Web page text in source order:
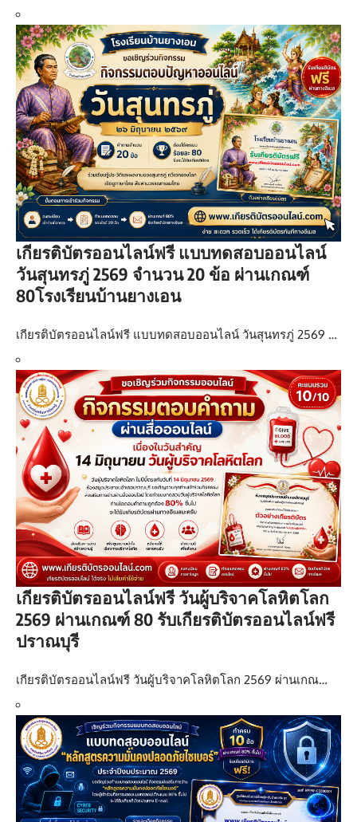
เกียรติบัตรออนไลน์ฟรี แบบทดสอบออนไลน์
วันสุนทรภู่ 2569 จำนวน 20 ข้อ ผ่านเกณฑ์
80โรงเรียนบ้านยางเอน
เกียรติบัตรออนไลน์ฟรี แบบทดสอบออนไลน์ วันสุนทรภู่ 2569 …
เกียรติบัตรออนไลน์ฟรี วันผู้บริจาคโลหิตโลก
2569 ผ่านเกณฑ์ 80 รับเกียรติบัตรออนไลน์ฟรี
ปราณบุรี
เกียรติบัตรออนไลน์ฟรี วันผู้บริจาคโลหิตโลก 2569 ผ่านเกณ…